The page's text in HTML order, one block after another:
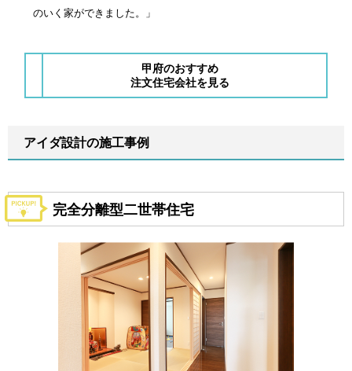
のいく家ができました。」
甲府のおすすめ
注文住宅会社を見る
アイダ設計の施工事例
完全分離型二世帯住宅